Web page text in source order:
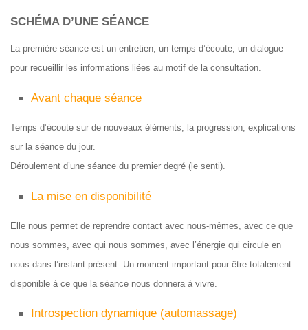
SCHÉMA D’UNE SÉANCE
La première séance est un entretien, un temps d’écoute, un dialogue
pour recueillir les informations liées au motif de la consultation.
Avant chaque séance
Temps d’écoute sur de nouveaux éléments, la progression, explications
sur la séance du jour.
Déroulement d’une séance du premier degré (le senti).
La mise en disponibilité
Elle nous permet de reprendre contact avec nous-mêmes, avec ce que
nous sommes, avec qui nous sommes, avec l’énergie qui circule en
nous dans l’instant présent. Un moment important pour être totalement
disponible à ce que la séance nous donnera à vivre.
Introspection dynamique (automassage)